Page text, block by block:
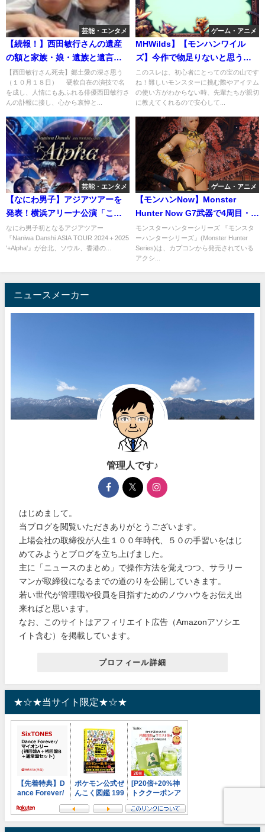
芸能・エンタメ
【続報！】西田敏行さんの遺産
の額と家族・娘・遺族と遺言状
では福島支援に寄附とも
【西田敏行さん死去】郷土愛の深さ思う
（１０月１８日） 硬軟自在の演技で名
を成し、人情にもあふれる俳優西田敏行さ
んの訃報に接し、心から哀悼と...
ゲーム・アニメ
MHWilds】【モンハンワイル
ズ】今作で物足りないと思う要
素といえば？
このスレは、初心者にとっての宝の山です
ね！難しいモンスターに挑む際やアイテム
の使い方がわからない時、先輩たちが親切
に教えてくれるので安心して...
芸能・エンタメ
【なにわ男子】アジアツアーを
発表！横浜アリーナ公演「この
ステージに立ててよかった、僕
たち精一杯頑張ります！」
なにわ男子初となるアジアツアー
『Naniwa Danshi ASIA TOUR 2024＋2025
'+Alpha'』が台北、ソウル、香港の...
ゲーム・アニメ
【モンハンNow】Monster
Hunter Now G7武器で4周目・星
8を安定討伐
モンスターハンターシリーズ 『モンスタ
ーハンターシリーズ』(Monster Hunter
Series)は、カプコンから発売されている
アクシ...
ニュースメーカー
管理人です♪
はじめまして。
当ブログを閲覧いただきありがとうございます。
上場会社の取締役が人生１００年時代、５０の手習いをはじ
めてみようとブログを立ち上げました。
主に「ニュースのまとめ」で操作方法を覚えつつ、サラリー
マンが取締役になるまでの道のりを公開していきます。
若い世代が管理職や役員を目指すためのノウハウをお伝え出
来ればと思います。
なお、このサイトはアフィリエイト広告（Amazonアソシエ
イト含む）を掲載しています。
プロフィール詳細
★☆★当サイト限定★☆★